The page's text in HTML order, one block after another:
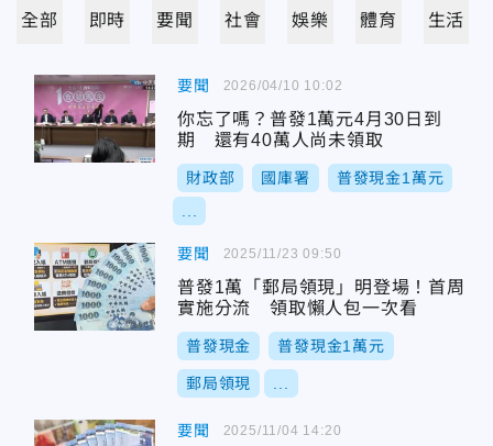
全部 即時 要聞 社會 娛樂 體育 生活
要聞
你忘了嗎？普發1萬元4月30日到
期 還有40萬人尚未領取
財政部 國庫署 普發現金1萬元
2026/04/10 10:02
要聞
普發1萬「郵局領現」明登場！首周
實施分流 領取懶人包一次看
普發現金 普發現金1萬元
郵局領現
2025/11/23 09:50
要聞 2025/11/04 14:20